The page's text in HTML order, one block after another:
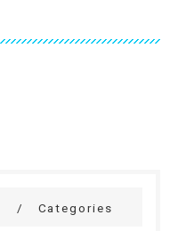
Categories